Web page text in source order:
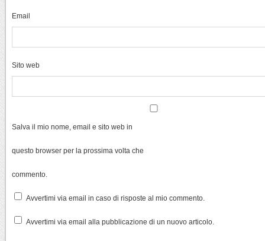
Email
Sito web
Salva il mio nome, email e sito web in
questo browser per la prossima volta che
commento.
Avvertimi via email in caso di risposte al mio commento.
Avvertimi via email alla pubblicazione di un nuovo articolo.